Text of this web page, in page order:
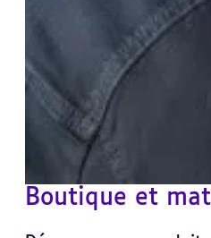
Boutique et